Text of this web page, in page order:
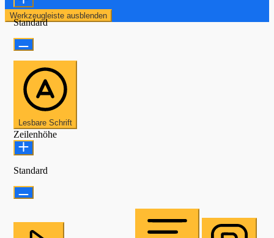
Werkzeugleiste ausblenden
Standard
Lesbare Schrift
Zeilenhöhe
Standard